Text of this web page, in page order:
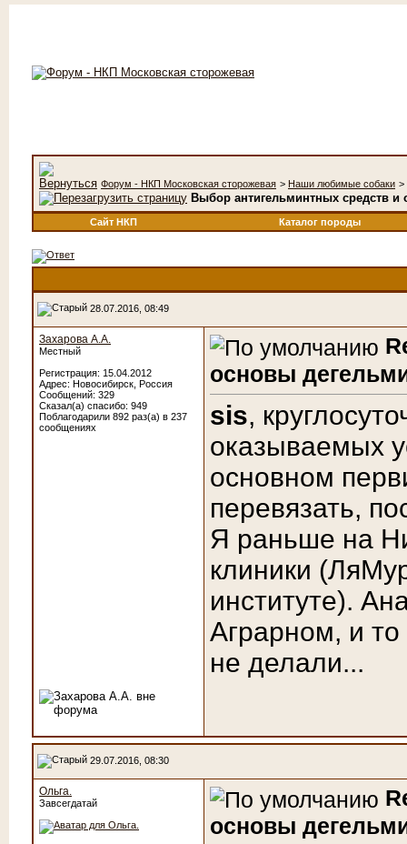
Форум - НКП Московская сторожевая > Наши любимые собаки >
Выбор антигельминтных средств и
Сайт НКП Каталог породы
28.07.2016, 08:49
Захарова А.А.
Местный
Регистрация: 15.04.2012
Адрес: Новосибирск, Россия
Сообщений: 329
Сказал(а) спасибо: 949
Поблагодарили 892 раз(а) в 237
сообщениях
основы
sis,
оказываемых
основном
перевязать,
Я раньше на
клиники
институте).
Аграрном, и
не делали...
29.07.2016, 08:30
Ольга.
Завсегдатай
основы